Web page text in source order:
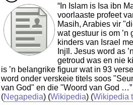
“In Islam is Isa ibn
voorlaaste profeet
Masih, Arabies vir
wat gestuur is om ’n
kinders van Israel
Injīl. Jesus word as
getroud was en nie
is ’n belangrike figuur wat in 93
word onder verskeie titels soos
van God" en die "Woord van God …”
(Negapedia) (Wikipedia) (Wikipedia